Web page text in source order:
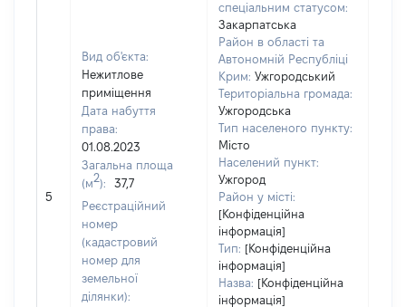
5
Вид об'єкта:
Нежитлове
приміщення
Дата набуття
права:
01.08.2023
Загальна площа
(м2):
37,7
Реєстраційний
номер
(кадастровий
номер для
земельної
ділянки):
спеціальним статусом:
Закарпатська
Район в області та
Автономній Республіці
Крим: Ужгородський
Територіальна громада:
Ужгородська
Тип населеного пункту:
Місто
Населений пункт:
Ужгород
Район у місті:
[Конфіденційна
інформація]
Тип: [Конфіденційна
інформація]
Назва: [Конфіденційна
інформація]